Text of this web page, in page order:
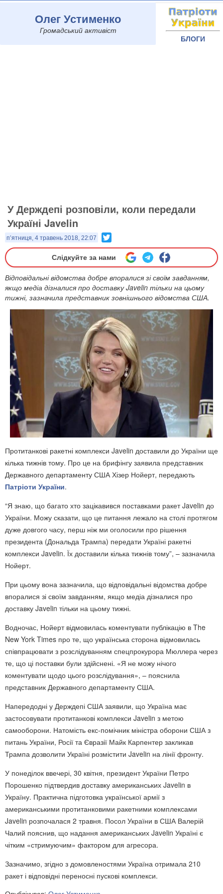
Олег Устименко
Громадський активіст
БЛОГИ
У Держдепі розповіли, коли передали
Україні Javelin
п’ятниця, 4 травень 2018, 22:07
Слідкуйте за нами
Відповідальні відомства добре впоралися зі своїм завданням,
якщо медіа дізналися про доставку Javelin тільки на цьому
тижні, зазначила представник зовнішнього відомства США.
Протитанкові ракетні комплекси Javelin доставили до України ще
кілька тижнів тому. Про це на брифінгу заявила представник
Державного департаменту США Хізер Нойерт, передають
Патріоти України.
“Я знаю, що багато хто зацікавився поставками ракет Javelin до
України. Можу сказати, що це питання лежало на столі протягом
дуже довгого часу, перш ніж ми оголосили про рішення
президента (Дональда Трампа) передати Україні ракетні
комплекси Javelin. Їх доставили кілька тижнів тому”, – зазначила
Нойерт.
При цьому вона зазначила, що відповідальні відомства добре
впоралися зі своїм завданням, якщо медіа дізналися про
доставку Javelin тільки на цьому тижні.
Водночас, Нойерт відмовилась коментувати публікацію в The
New York Times про те, що українська сторона відмовилась
співпрацювати з розслідуванням спецпрокурора Мюллера через
те, що ці поставки були здійснені. «Я не можу нічого
коментувати щодо цього розслідування», – пояснила
представник Державного департаменту США.
Напередодні у Держдепі США заявили, що Україна має
застосовувати протитанкові комплекси Javelin з метою
самооборони. Натомість екс-помічник міністра оборони США з
питань України, Росії та Євразії Майк Карпентер закликав
Трампа дозволити Україні розмістити Javelin на лінії фронту.
У понеділок ввечері, 30 квітня, президент України Петро
Порошенко підтвердив доставку американських Javelin в
Україну. Практична підготовка української армії з
американськими протитанковими ракетними комплексами
Javelin розпочалася 2 травня. Посол України в США Валерій
Чалий пояснив, що надання американських Javelin Україні є
чітким «стримуючим» фактором для агресора.
Зазначимо, згідно з домовленостями Україна отримала 210
ракет і відповідні переносні пускові комплекси.